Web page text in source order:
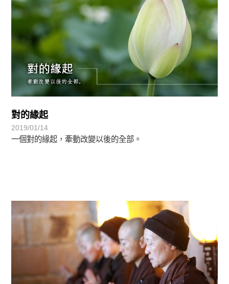
對的緣起
2019/01/14
一個對的緣起，牽動改變以後的全部。